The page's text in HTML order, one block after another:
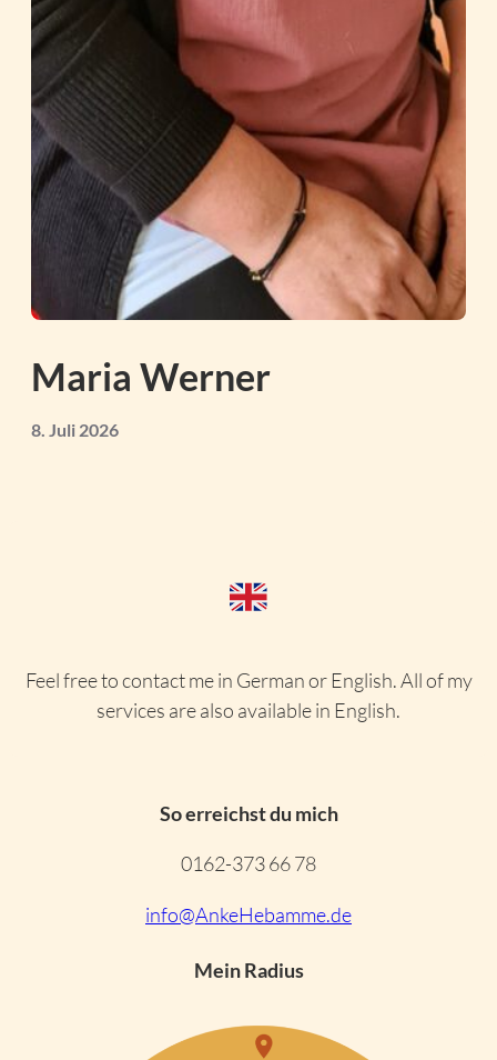
Maria Werner
8. Juli 2026
Feel free to contact me in German or English. All of my
services are also available in English.
So erreichst du mich
0162-373 66 78
info@AnkeHebamme.de
Mein Radius